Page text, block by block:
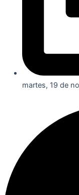
martes, 19 de